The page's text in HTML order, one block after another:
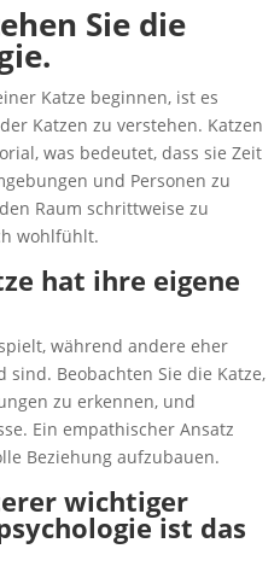
Sie die
Katze beginnen, ist es
Katzen zu verstehen. Katzen
was bedeutet, dass sie Zeit
und Personen zu
Raum schrittweise zu
wohlfühlt.
hat ihre eigene
während andere eher
Beobachten Sie die Katze,
zu erkennen, und
Ein empathischer Ansatz
Beziehung aufzubauen.
wichtiger
ist das